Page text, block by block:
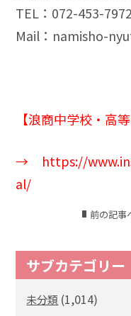
TEL：072-453-7972
Mail： namisho-
【浪商中学校・高
→ https://
al/
前の記事
サブカテゴリー
未分類 (1,014)